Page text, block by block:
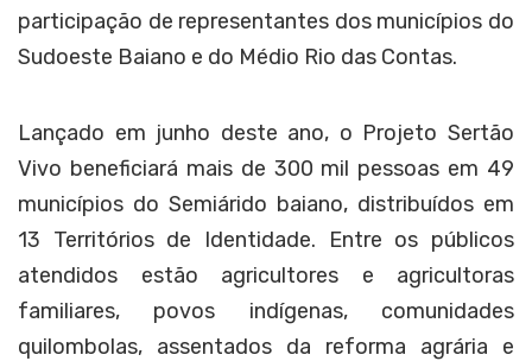
participação de representantes dos municípios do
Sudoeste Baiano e do Médio Rio das Contas.
Lançado em junho deste ano, o Projeto Sertão
Vivo beneficiará mais de 300 mil pessoas em 49
municípios do Semiárido baiano, distribuídos em
13 Territórios de Identidade. Entre os públicos
atendidos estão agricultores e agricultoras
familiares, povos indígenas, comunidades
quilombolas, assentados da reforma agrária e